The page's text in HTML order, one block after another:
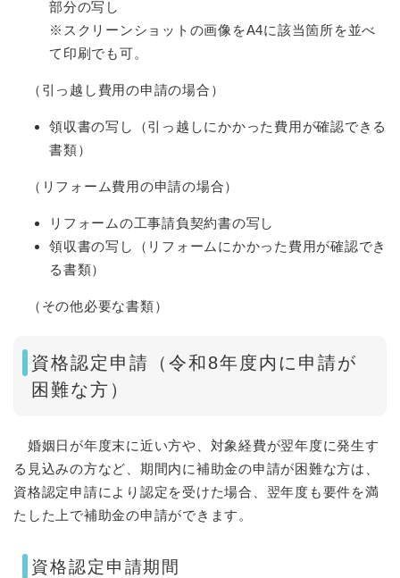
部分の写し
※スクリーンショットの画像をA4に該当箇所を並べ
て印刷でも可。
（引っ越し費用の申請の場合）
領収書の写し（引っ越しにかかった費用が確認できる
書類）
（リフォーム費用の申請の場合）
リフォームの工事請負契約書の写し
領収書の写し（リフォームにかかった費用が確認でき
る書類）
（その他必要な書類）
資格認定申請（令和8年度内に申請が
困難な方）
婚姻日が年度末に近い方や、対象経費が翌年度に発生す
る見込みの方など、期間内に補助金の申請が困難な方は、
資格認定申請により認定を受けた場合、翌年度も要件を満
たした上で補助金の申請ができます。
資格認定申請期間